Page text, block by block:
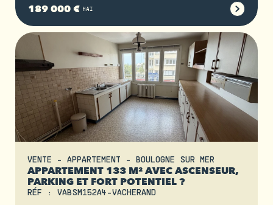
189 000 € HAI
VENTE - APPARTEMENT - BOULOGNE SUR MER
APPARTEMENT 133 M² AVEC ASCENSEUR,
PARKING ET FORT POTENTIEL ?
RÉF : VABSM152A4-VACHERAND